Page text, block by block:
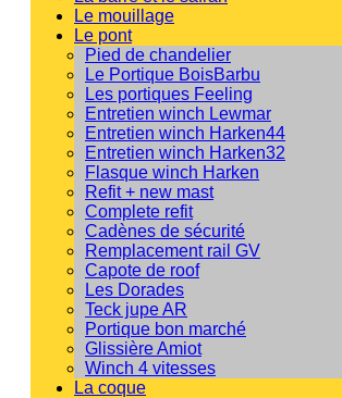
Le mouillage
Le pont
Pied de chandelier
Le Portique BoisBarbu
Les portiques Feeling
Entretien winch Lewmar
Entretien winch Harken44
Entretien winch Harken32
Flasque winch Harken
Refit + new mast
Complete refit
Cadènes de sécurité
Remplacement rail GV
Capote de roof
Les Dorades
Teck jupe AR
Portique bon marché
Glissière Amiot
Winch 4 vitesses
La coque